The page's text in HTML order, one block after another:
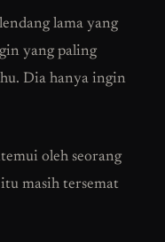
lama yang
yang paling
Dia hanya ingin
oleh seorang
masih tersemat